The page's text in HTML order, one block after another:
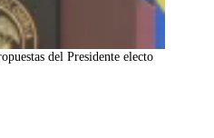
del Presidente electo